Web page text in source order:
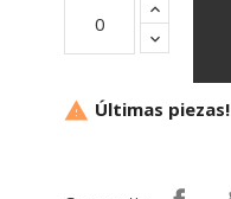
Últimas piezas!